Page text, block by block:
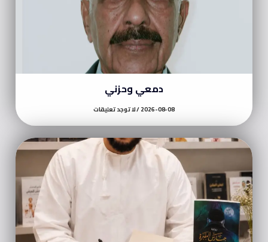
دمعي وحزني
2026-08-08 لا توجد تعليقات